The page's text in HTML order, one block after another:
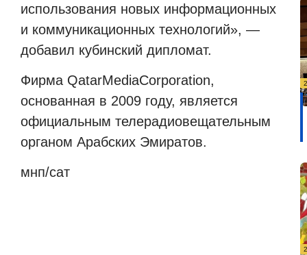
использования новых информационных
и коммуникационных технологий», —
добавил кубинский дипломат.
Фирма QatarMediaCorporation,
основанная в 2009 году, является
официальным телерадиовещательным
органом Арабских Эмиратов.
мнп/сат